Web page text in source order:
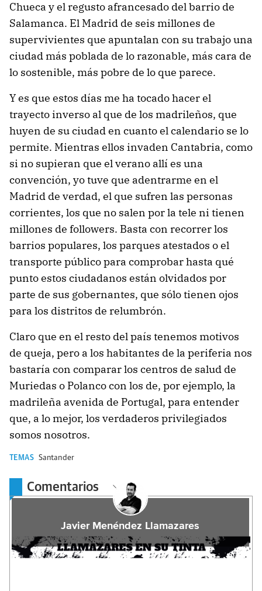
Chueca y el regusto afrancesado del barrio de
Salamanca. El Madrid de seis millones de
supervivientes que apuntalan con su trabajo una
ciudad más poblada de lo razonable, más cara de
lo sostenible, más pobre de lo que parece.
Y es que estos días me ha tocado hacer el
trayecto inverso al que de los madrileños, que
huyen de su ciudad en cuanto el calendario se lo
permite. Mientras ellos invaden Cantabria, como
si no supieran que el verano allí es una
convención, yo tuve que adentrarme en el
Madrid de verdad, el que sufren las personas
corrientes, los que no salen por la tele ni tienen
millones de followers. Basta con recorrer los
barrios populares, los parques atestados o el
transporte público para comprobar hasta qué
punto estos ciudadanos están olvidados por
parte de sus gobernantes, que sólo tienen ojos
para los distritos de relumbrón.
Claro que en el resto del país tenemos motivos
de queja, pero a los habitantes de la periferia nos
bastaría con comparar los centros de salud de
Muriedas o Polanco con los de, por ejemplo, la
madrileña avenida de Portugal, para entender
que, a lo mejor, los verdaderos privilegiados
somos nosotros.
TEMAS Santander
Comentarios
Javier Menéndez Llamazares